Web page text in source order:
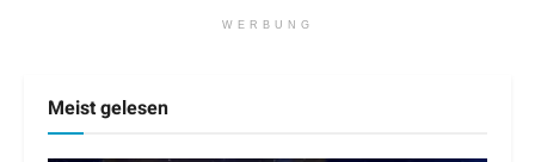
WERBUNG
Meist gelesen